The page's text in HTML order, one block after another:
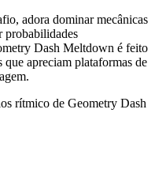
adora dominar mecânicas
probabilidades
Dash Meltdown é feito
apreciam plataformas de
rítmico de Geometry Dash